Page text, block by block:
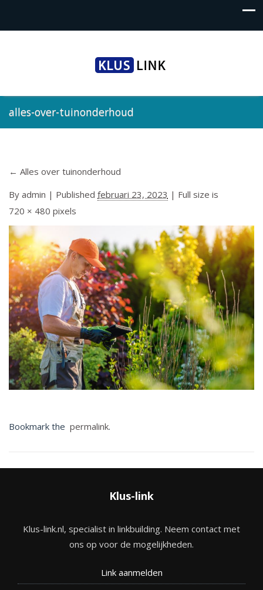
alles-over-tuinonderhoud
← Alles over tuinonderhoud
By admin | Published februari 23, 2023 | Full size is
720 × 480 pixels
Bookmark the permalink.
Klus-link
Klus-link.nl, specialist in linkbuilding. Neem contact met
ons op voor de mogelijkheden.
Link aanmelden